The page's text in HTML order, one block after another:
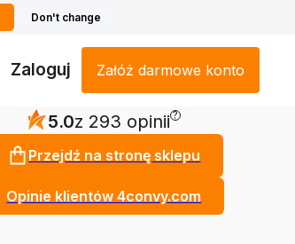
Don't change
Zaloguj Załóż darmowe konto
5.0z 293 opinii ?
Przejdź na stronę sklepu
Opinie klientów 4convy.com